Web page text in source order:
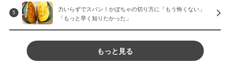
5
力いらずでスパン！かぼちゃの切り方に「もう怖くない」
「もっと早く知りたかった」
もっと見る